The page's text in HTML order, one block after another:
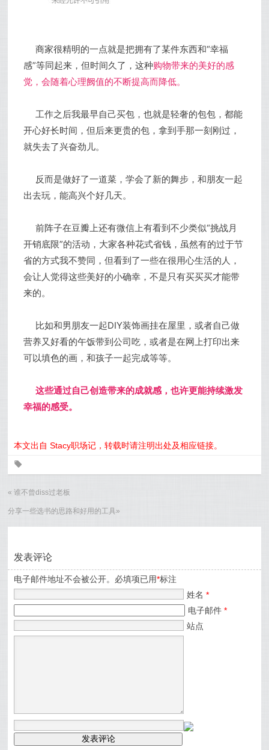
商家很精明的一点就是把拥有了某件东西和“幸福
感”等同起来，但时间久了，这种购物带来的美好的感
觉，会随着心理阙值的不断提高而降低。
工作之后我最早自己买包，也就是轻奢的包包，都能
开心好长时间，但后来更贵的包，拿到手那一刻刚过，
就失去了兴奋劲儿。
反而是做好了一道菜，学会了新的舞步，和朋友一起
出去玩，能高兴个好几天。
前阵子在豆瓣上还有微信上有看到不少类似“挑战月
开销底限”的活动，大家各种花式省钱，虽然有的过于节
省的方式我不赞同，但看到了一些在很用心生活的人，
会让人觉得这些美好的小确幸，不是只有买买买才能带
来的。
比如和男朋友一起DIY装饰画挂在屋里，或者自己做
营养又好看的午饭带到公司吃，或者是在网上打印出来
可以填色的画，和孩子一起完成等等。
这些通过自己创造带来的成就感，也许更能持续激发
幸福的感受。
本文出自 Stacy职场记，转载时请注明出处及相应链接。
0
«谁不曾diss过老板
分享一些选书的思路和好用的工具»
发表评论
电子邮件地址不会被公开。必填项已用*标注
姓名*
电子邮件*
站点